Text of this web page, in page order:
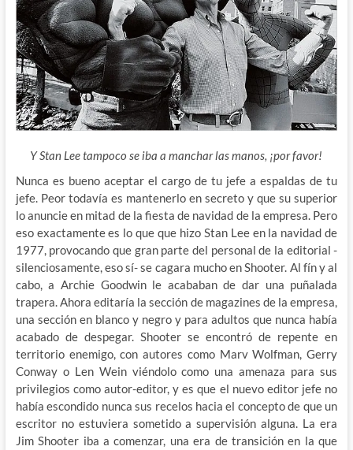
Y Stan Lee tampoco se iba a manchar las manos, ¡por favor!
Nunca es bueno aceptar el cargo de tu jefe a espaldas de tu
jefe. Peor todavía es mantenerlo en secreto y que su superior
lo anuncie en mitad de la fiesta de navidad de la empresa. Pero
eso exactamente es lo que que hizo Stan Lee en la navidad de
1977, provocando que gran parte del personal de la editorial -
silenciosamente, eso sí- se cagara mucho en Shooter. Al fín y al
cabo, a Archie Goodwin le acababan de dar una puñalada
trapera. Ahora editaría la sección de magazines de la empresa,
una sección en blanco y negro y para adultos que nunca había
acabado de despegar. Shooter se encontró de repente en
territorio enemigo, con autores como Marv Wolfman, Gerry
Conway o Len Wein viéndolo como una amenaza para sus
privilegios como autor-editor, y es que el nuevo editor jefe no
había escondido nunca sus recelos hacia el concepto de que un
escritor no estuviera sometido a supervisión alguna. La era
Jim Shooter iba a comenzar, una era de transición en la que